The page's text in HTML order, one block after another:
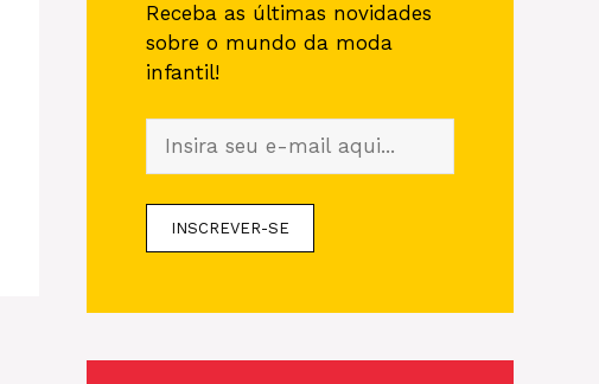
Receba as últimas novidades
sobre o mundo da moda
infantil!